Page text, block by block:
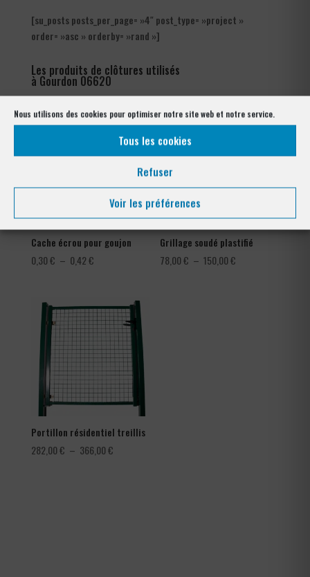
Nous utilisons des cookies pour optimiser notre site web et notre service.
Tous les cookies
Refuser
Voir les préférences
[su_posts posts_per_page= »4″ post_type= »project »
order= »asc » orderby= »rand »]
Les produits de clôtures utilisés
à Gourdon 06620
Cache écrou pour goujon
0,30€ – 0,42€Plage
0,30 €
à
Grillage soudé plastifié
78,00€ – 150,00€
Portillon résidentiel treillis
282,00€ – 366,00€Plage